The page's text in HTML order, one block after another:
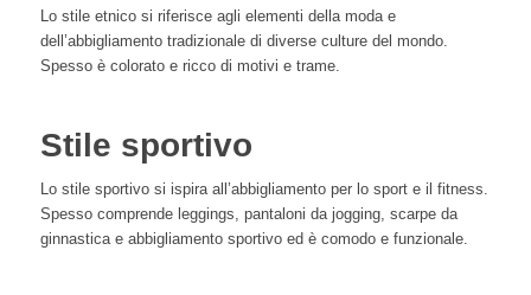
Lo stile etnico si riferisce agli elementi della moda e
dell’abbigliamento tradizionale di diverse culture del mondo.
Spesso è colorato e ricco di motivi e trame.
Stile sportivo
Lo stile sportivo si ispira all’abbigliamento per lo sport e il fitness.
Spesso comprende leggings, pantaloni da jogging, scarpe da
ginnastica e abbigliamento sportivo ed è comodo e funzionale.